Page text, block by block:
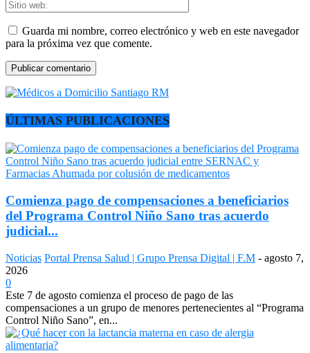
Guarda mi nombre, correo electrónico y web en este navegador
para la próxima vez que comente.
ÚLTIMAS PUBLICACIONES
Comienza pago de compensaciones a beneficiarios
del Programa Control Niño Sano tras acuerdo
judicial...
Noticias Portal Prensa Salud | Grupo Prensa Digital | F.M - agosto 7,
2026
0
Este 7 de agosto comienza el proceso de pago de las
compensaciones a un grupo de menores pertenecientes al “Programa
Control Niño Sano”, en...